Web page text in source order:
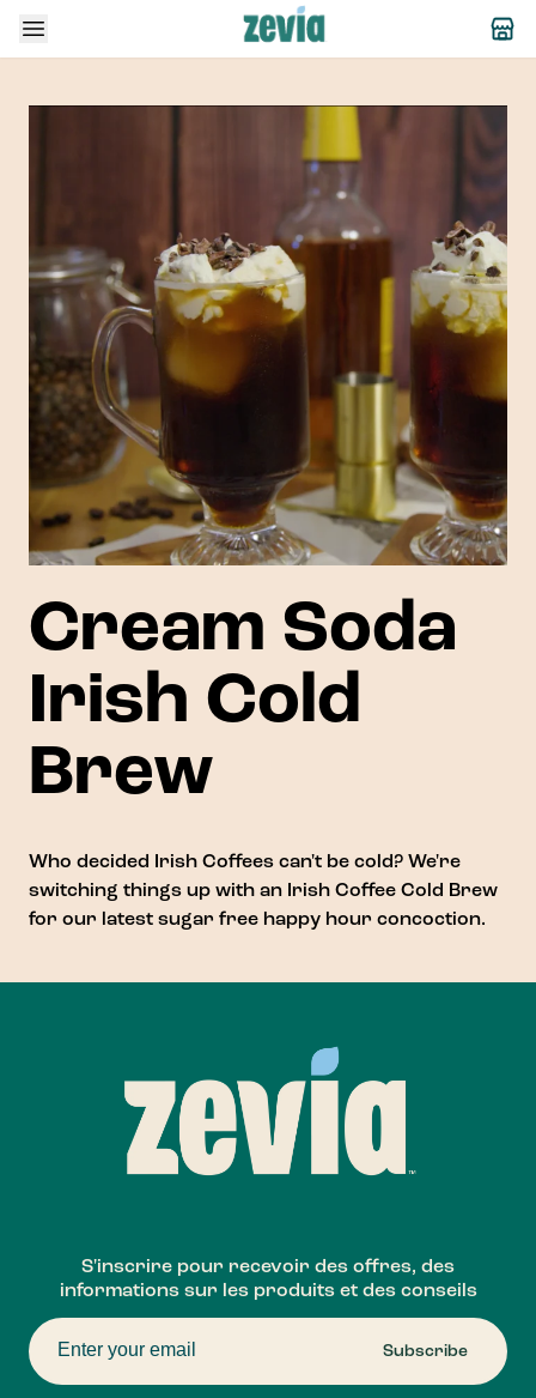
Cream Soda
Irish Cold
Brew
Who decided Irish Coffees can't be cold? We're
switching things up with an Irish Coffee Cold Brew
for our latest sugar free happy hour concoction.
S'inscrire pour recevoir des offres, des
informations sur les produits et des conseils
Subscribe